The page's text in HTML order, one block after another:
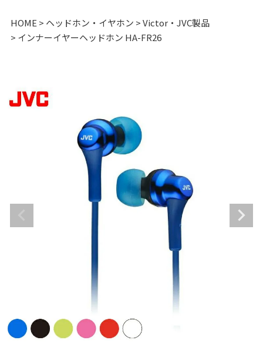
HOME ヘッドホン・イヤホン
Victor・JVC製品
インナーイヤーヘッドホン HA-FR26